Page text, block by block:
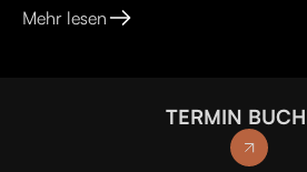
Mehr lesen
TERMIN